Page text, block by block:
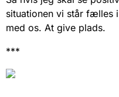
situationen vi står fælles
med os. At give plads.
***